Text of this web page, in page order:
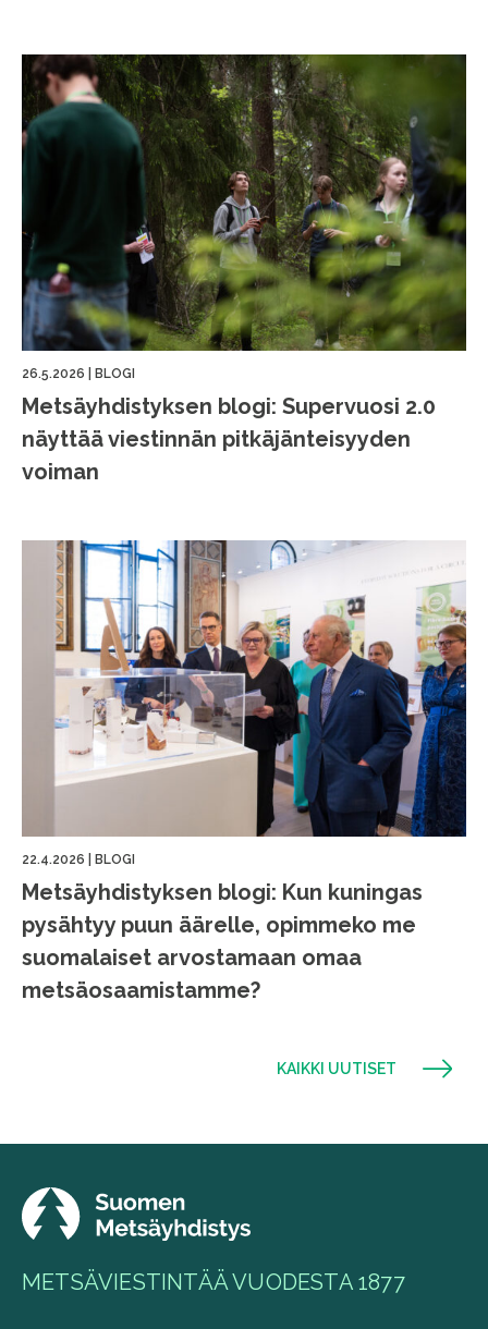
26.5.2026 BLOGI
Metsäyhdistyksen blogi: Supervuosi 2.0
näyttää viestinnän pitkäjänteisyyden
voiman
22.4.2026 BLOGI
Metsäyhdistyksen blogi: Kun kuningas
pysähtyy puun äärelle, opimmeko me
suomalaiset arvostamaan omaa
metsäosaamistamme?
KAIKKI UUTISET
METSÄVIESTINTÄÄ VUODESTA 1877